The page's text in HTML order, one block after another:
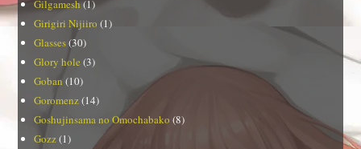
Gilgamesh(1)
Girigiri Nijiiro (1)
Glasses(30)
Glory hole (3)
Goban (10)
Goromenz(14)
Goshujinsama no Omochabako (8)
Gozz(1)